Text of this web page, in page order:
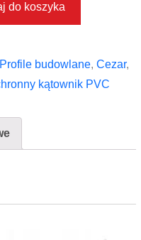
do koszyka
Profile budowlane, Cezar,
kątownik PVC